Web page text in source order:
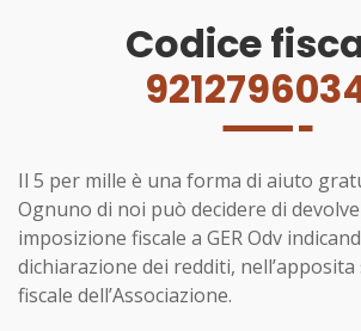
Codice
Il 5 per mille è una forma di aiuto
Ognuno di noi può decidere di
imposizione fiscale a GER Odv
dichiarazione dei redditi, nell’apposita
fiscale dell’Associazione.